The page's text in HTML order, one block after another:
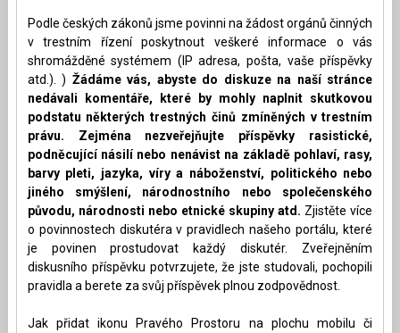
Podle českých zákonů jsme povinni na žádost orgánů činných
v trestním řízení poskytnout veškeré informace o vás
shromážděné systémem (IP adresa, pošta, vaše příspěvky
atd.). ) Žádáme vás, abyste do diskuze na naší stránce
nedávali komentáře, které by mohly naplnit skutkovou
podstatu některých trestných činů zmíněných v trestním
právu. Zejména nezveřejňujte příspěvky rasistické,
podněcující násilí nebo nenávist na základě pohlaví, rasy,
barvy pleti, jazyka, víry a náboženství, politického nebo
jiného smýšlení, národnostního nebo společenského
původu, národnosti nebo etnické skupiny atd. Zjistěte více
o povinnostech diskutéra v pravidlech našeho portálu, které
je povinen prostudovat každý diskutér. Zveřejněním
diskusního příspěvku potvrzujete, že jste studovali, pochopili
pravidla a berete za svůj příspěvek plnou zodpovědnost.
Jak přidat ikonu Pravého Prostoru na plochu mobilu či